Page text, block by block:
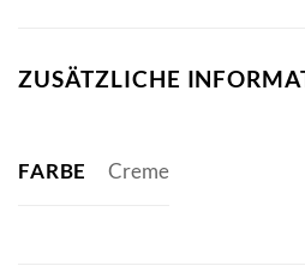
ZUSÄTZLICHE
FARBE Creme